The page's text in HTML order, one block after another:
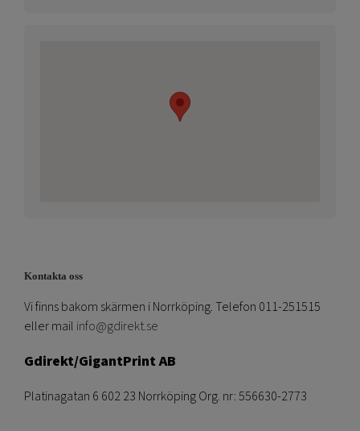
Kontakta oss
Vi finns bakom skärmen i Norrköping. Telefon 011-251515
eller mail info@gdirekt.se
Gdirekt/GigantPrint AB
Platinagatan 6 602 23 Norrköping Org. nr: 556630-2773